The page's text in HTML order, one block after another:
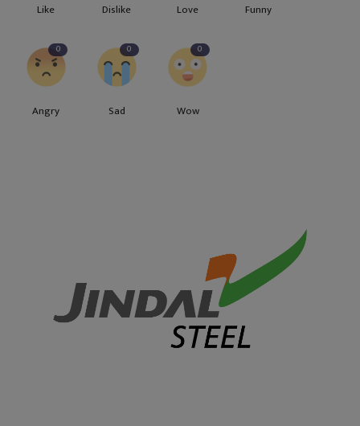
Like Dislike Love Funny
0
Angry
0
Sad
0
Wow